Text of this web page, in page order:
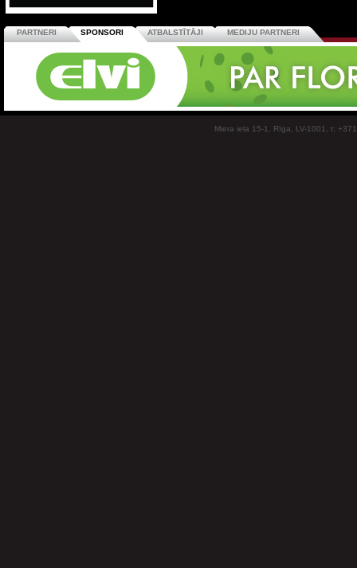
PARTNERI SPONSORI ATBALSTĪTĀJI MEDIJU PARTNERI
Miera iela 15-1, Rīga, LV-1001, t: